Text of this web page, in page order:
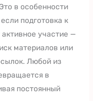
в особенности
подготовка к
участие —
материалов или
Любой из
в
постоянный